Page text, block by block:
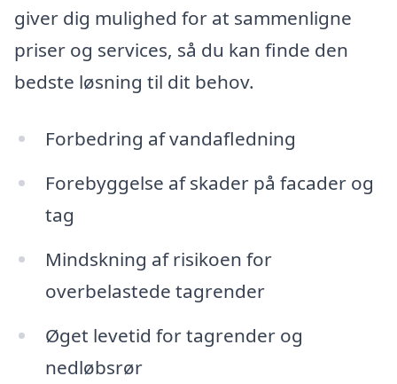
giver dig mulighed for at sammenligne
priser og services, så du kan finde den
bedste løsning til dit behov.
Forbedring af vandafledning
Forebyggelse af skader på facader og
tag
Mindskning af risikoen for
overbelastede tagrender
Øget levetid for tagrender og
nedløbsrør